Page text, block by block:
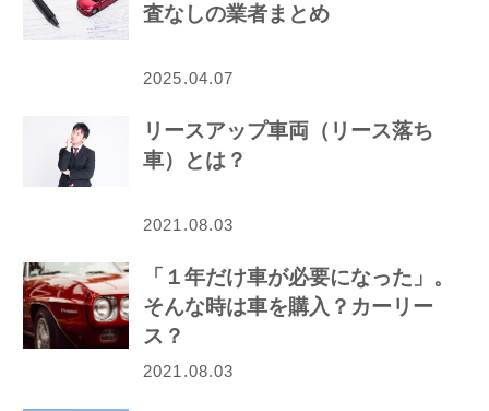
査なしの業者まとめ
2025.04.07
リースアップ車両（リース落ち
車）とは？
2021.08.03
「１年だけ車が必要になった」。
そんな時は車を購入？カーリー
ス？
2021.08.03